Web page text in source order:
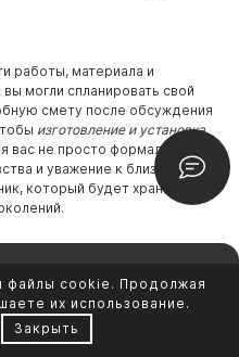
работы, материала и
могли спланировать свой
смету после обсуждения
изготовление и установка
вас не просто формальностью,
и уважение к близким. Мы
который будет хранить
Каталог памятников
файлы cookie. Продолжая
их использование.
Закрыть